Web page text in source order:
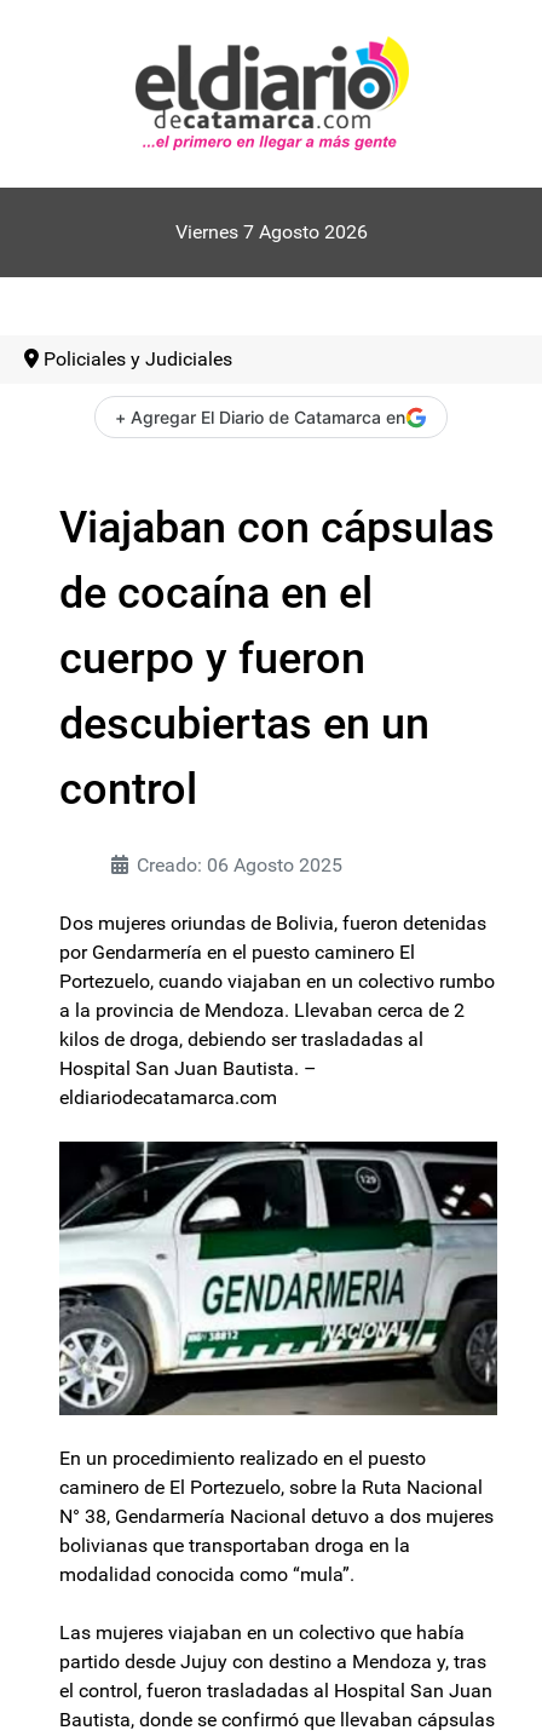
Viernes 7 Agosto 2026
Policiales y Judiciales
+ Agregar El Diario de Catamarca en
Viajaban con cápsulas
de cocaína en el
cuerpo y fueron
descubiertas en un
control
Creado: 06 Agosto 2025
Dos mujeres oriundas de Bolivia, fueron detenidas
por Gendarmería en el puesto caminero El
Portezuelo, cuando viajaban en un colectivo rumbo
a la provincia de Mendoza. Llevaban cerca de 2
kilos de droga, debiendo ser trasladadas al
Hospital San Juan Bautista. –
eldiariodecatamarca.com
En un procedimiento realizado en el puesto
caminero de El Portezuelo, sobre la Ruta Nacional
N° 38, Gendarmería Nacional detuvo a dos mujeres
bolivianas que transportaban droga en la
modalidad conocida como “mula”.
Las mujeres viajaban en un colectivo que había
partido desde Jujuy con destino a Mendoza y, tras
el control, fueron trasladadas al Hospital San Juan
Bautista, donde se confirmó que llevaban cápsulas